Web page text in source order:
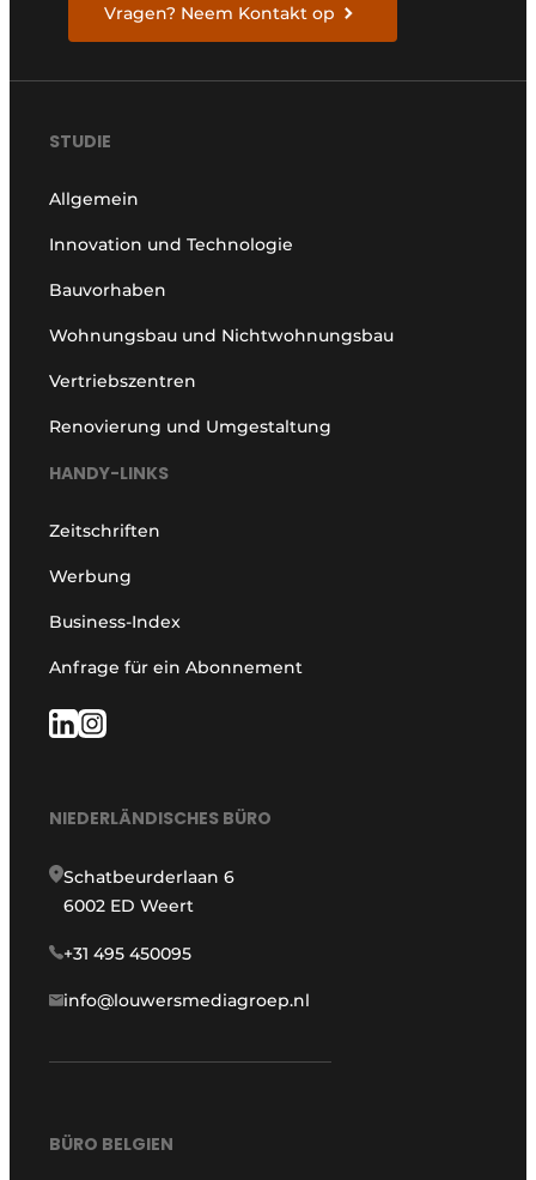
Vragen? Neem Kontakt op
STUDIE
Allgemein
Innovation und Technologie
Bauvorhaben
Wohnungsbau und Nichtwohnungsbau
Vertriebszentren
Renovierung und Umgestaltung
HANDY-LINKS
Zeitschriften
Werbung
Business-Index
Anfrage für ein Abonnement
NIEDERLÄNDISCHES BÜRO
Schatbeurderlaan 6
6002 ED Weert
+31 495 450095
info@louwersmediagroep.nl
BÜRO BELGIEN